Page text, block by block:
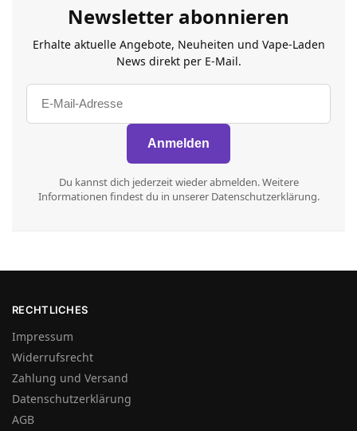
Newsletter abonnieren
Erhalte aktuelle Angebote, Neuheiten und Vape-Laden
News direkt per E-Mail.
Du kannst dich jederzeit wieder abmelden. Weitere
Informationen findest du in unserer Datenschutzerklärung.
RECHTLICHES
Impressum
Widerrufsrecht
Zahlung und Versand
Datenschutzerklärung
AGB